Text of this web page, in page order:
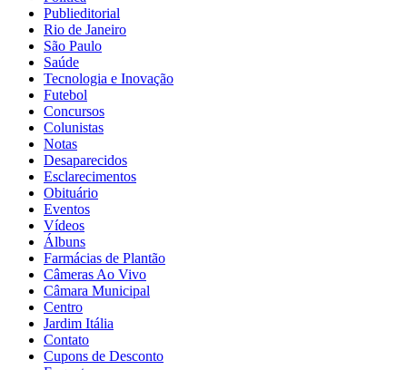
Publieditorial
Rio de Janeiro
São Paulo
Saúde
Tecnologia e Inovação
Futebol
Concursos
Colunistas
Notas
Desaparecidos
Esclarecimentos
Obituário
Eventos
Vídeos
Álbuns
Farmácias de Plantão
Câmeras Ao Vivo
Câmara Municipal
Centro
Jardim Itália
Contato
Cupons de Desconto